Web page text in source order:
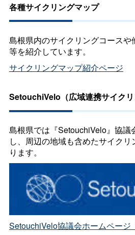
各種サイクリングマップ
島根県内のサイクリングコースや
等を紹介しています。
サイクリングマップ紹介ページ
SetouchiVelo（広域連携サイクリ
島根県では『SetouchiVelo』協議
し、周辺の地域も含めたサイク
ります。
SetouchiVelo協議会ホームページ